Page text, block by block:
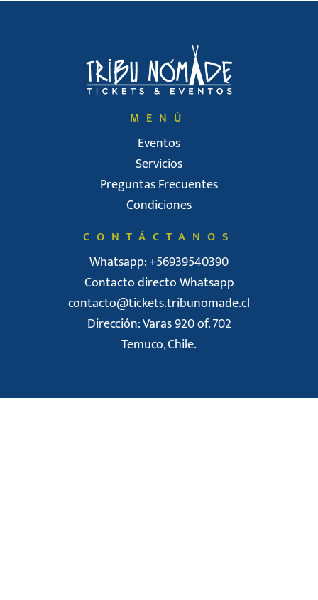
MENÚ
Eventos
Servicios
Preguntas Frecuentes
Condiciones
CONTÁCTANOS
Whatsapp: +56939540390
Contacto directo Whatsapp
contacto@tickets.tribunomade.cl
Dirección: Varas 920 of. 702
Temuco, Chile.